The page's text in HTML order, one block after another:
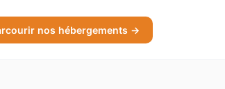
nos hébergements →